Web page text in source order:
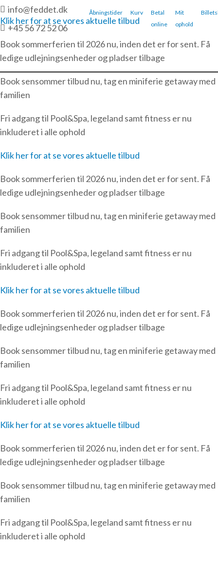
Gå
til
indholdet
info@feddet.dk
+45 56 72 52 06
Åbningstider Kurv
Betal
online
Mit
ophold
Klik her for at se vores aktuelle tilbud
Book sommerferien til 2026 nu, inden det er for sent. Få
ledige udlejningsenheder og pladser tilbage
Book sensommer tilbud nu, tag en miniferie getaway med
familien
Fri adgang til Pool&Spa, legeland samt fitness er nu
inkluderet i alle ophold
Klik her for at se vores aktuelle tilbud
Book sommerferien til 2026 nu, inden det er for sent. Få
ledige udlejningsenheder og pladser tilbage
Book sensommer tilbud nu, tag en miniferie getaway med
familien
Fri adgang til Pool&Spa, legeland samt fitness er nu
inkluderet i alle ophold
Klik her for at se vores aktuelle tilbud
Book sommerferien til 2026 nu, inden det er for sent. Få
ledige udlejningsenheder og pladser tilbage
Book sensommer tilbud nu, tag en miniferie getaway med
familien
Fri adgang til Pool&Spa, legeland samt fitness er nu
inkluderet i alle ophold
Klik her for at se vores aktuelle tilbud
Book sommerferien til 2026 nu, inden det er for sent. Få
ledige udlejningsenheder og pladser tilbage
Book sensommer tilbud nu, tag en miniferie getaway med
familien
Fri adgang til Pool&Spa, legeland samt fitness er nu
inkluderet i alle ophold